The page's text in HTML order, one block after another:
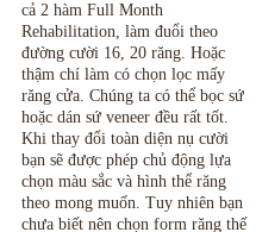
cả 2 hàm Full Month
Rehabilitation, làm đuổi theo
đường cười 16, 20 răng. Hoặc
thậm chí làm có chọn lọc mấy
răng cửa. Chúng ta có thể bọc sứ
hoặc dán sứ veneer đều rất tốt.
Khi thay đổi toàn diện nụ cười
bạn sẽ được phép chủ động lựa
chọn màu sắc và hình thể răng
theo mong muốn. Tuy nhiên bạn
chưa biết nên chọn form răng thế